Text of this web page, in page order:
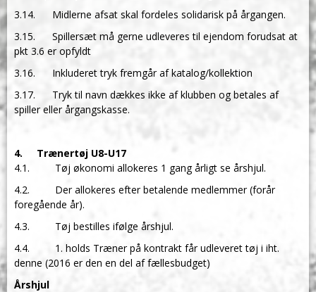
3.14. Midlerne afsat skal fordeles solidarisk på årgangen.
3.15. Spillersæt må gerne udleveres til ejendom forudsat at
pkt 3.6 er opfyldt
3.16. Inkluderet tryk fremgår af katalog/kollektion
3.17. Tryk til navn dækkes ikke af klubben og betales af
spiller eller årgangskasse.
4. Trænertøj U8-U17
4.1. Tøj økonomi allokeres 1 gang årligt se årshjul.
4.2. Der allokeres efter betalende medlemmer (forår
foregående år).
4.3. Tøj bestilles ifølge årshjul.
4.4. 1. holds Træner på kontrakt får udleveret tøj i iht.
denne (2016 er den en del af fællesbudget)
Årshjul